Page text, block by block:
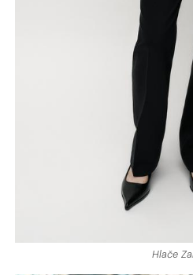
Hlače